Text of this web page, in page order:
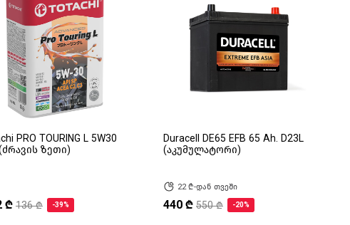
PRO TOURING L 5W30
ზეთი)
₾ 136 ₾ -39%
Duracell DE65 EFB 65 Ah. D23L
(აკუმულატორი)
22 ₾-დან თვეში
440 ₾ 550 ₾ -20%